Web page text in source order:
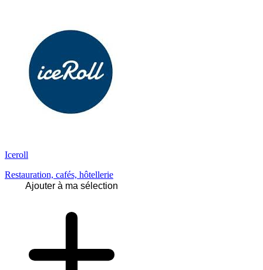
Iceroll
Restauration, cafés, hôtellerie
Ajouter à ma sélection